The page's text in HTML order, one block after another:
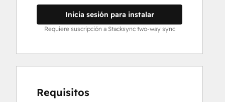
Inicia sesión para instalar
Requiere suscripción a Stacksync two-way sync
Requisitos